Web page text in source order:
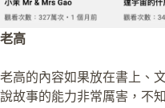
老高
老高的內容如果放在書上、
說故事的能力非常厲害，不